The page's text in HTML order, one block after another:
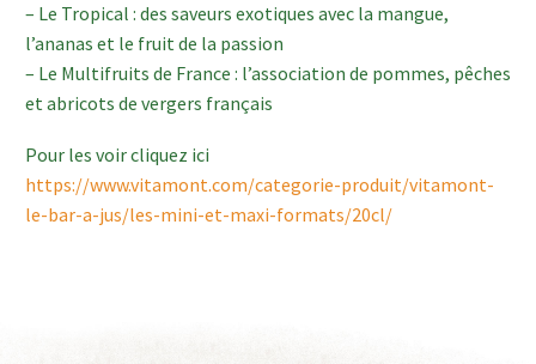
– Le Tropical : des saveurs exotiques avec la mangue,
l’ananas et le fruit de la passion
– Le Multifruits de France : l’association de pommes, pêches
et abricots de vergers français
Pour les voir cliquez ici
https://www.vitamont.com/categorie-produit/vitamont-
le-bar-a-jus/les-mini-et-maxi-formats/20cl/